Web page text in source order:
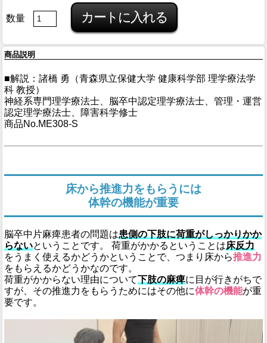
数量
商品説明
■解説：諸橋 勇（青森県立保健大学 健康科学部 理学療法学
科 教授）
神経系専門理学療法士、脳卒中認定理学療法士、管理・運営
認定理学療法士、障害科学修士
商品No.ME308-S
床から推進力をもらうには
体幹の機能が重要
脳卒中片麻痺患者の問題は患側の下肢に荷重がしっかりかか
らないということです。 荷重がかかるということは床反力
をうまく使えるかどうかということで、つまり床から推進力
をもらえるかどうかなのです。
荷重がかからない理由について下肢の麻痺に目が行きがちで
すが、その推進力をもらうためにはその他に体幹の機能が重
要です。